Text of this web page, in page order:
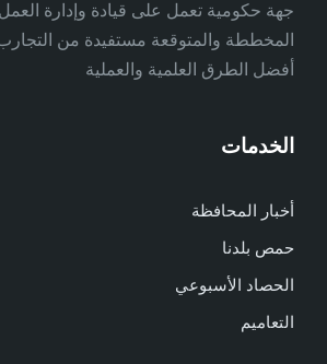
جهة حكومية تعمل على قيادة وإدارة
المخططة والمتوقعة مستفيدة من
أفضل الطرق العلمية والعملية
الخدمات
أخبار المحافظة
حمص بلدنا
الحصاد الأسبوعي
التعاميم